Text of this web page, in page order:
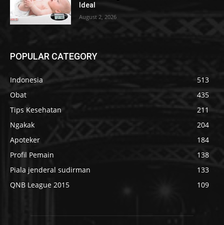
Ideal
August 2, 2026
POPULAR CATEGORY
Indonesia
513
Obat
435
Tips Kesehatan
211
Ngakak
204
Apoteker
184
Profil Pemain
138
Piala jenderal sudirman
133
QNB League 2015
109